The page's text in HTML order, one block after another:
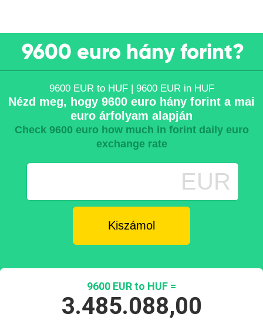
9600 euro hány forint?
9600 EUR to HUF | 9600 EUR in HUF
Nézd meg, hogy 9600 euro hány forint a mai
euro árfolyam alapján
Check 9600 euro how much in forint daily euro
exchange rate
EUR
9600 EUR to HUF =
3.485.088,00